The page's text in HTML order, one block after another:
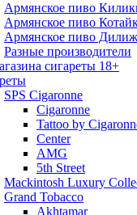
Армянское пиво
Армянское пиво
Армянское пиво
Разные производители
сигареты 18+
SPS Cigaronne
Сigaronne
Tattoo by
Center
AMG
5th Street
Mackintosh Luxury
Grand Tobacco
Akhtamar